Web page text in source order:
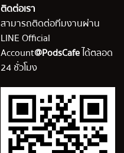
ติดต่อเรา
สามารถติดต่อทีมงานผ่าน
LINE Official
Account@PodsCafeได้ตลอด
24 ชั่วโมง